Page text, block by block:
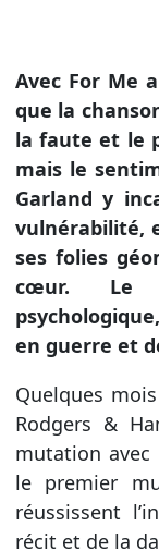
Avec For Me
que la
la faute et le
mais le
Garland y
vulnérabilité,
ses folies
cœur. Le
en guerre et
Quelques
Rodgers &
mutation
le premier
réussissent
récit et de la